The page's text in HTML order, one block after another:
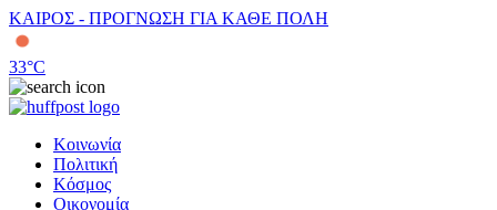
ΚΑΙΡΟΣ - ΠΡΟΓΝΩΣΗ ΓΙΑ ΚΑΘΕ ΠΟΛΗ
33°C
Κοινωνία
Πολιτική
Κόσμος
Οικονομία